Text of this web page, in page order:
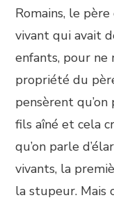
Romains, le
vivant qui avait
enfants, pour ne
propriété du
pensèrent
fils aîné et cela
qu’on parle
vivants, la
la stupeur. Mais